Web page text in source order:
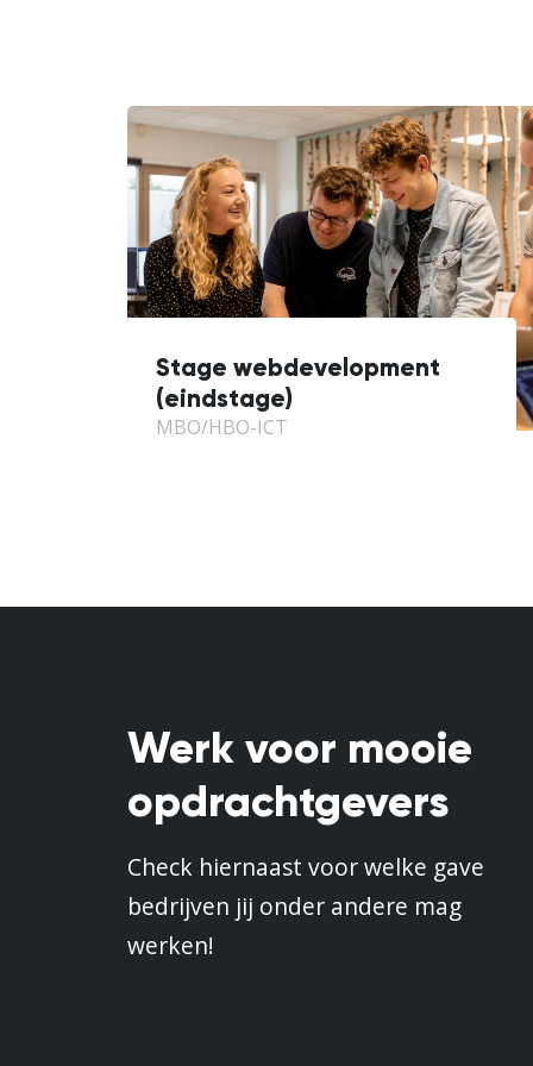
Stage webdevelopment
(eindstage)
MBO/HBO-ICT
Werk voor mooie
opdrachtgevers
Check hiernaast voor welke gave
bedrijven jij onder andere mag
werken!